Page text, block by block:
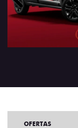
OFERTAS